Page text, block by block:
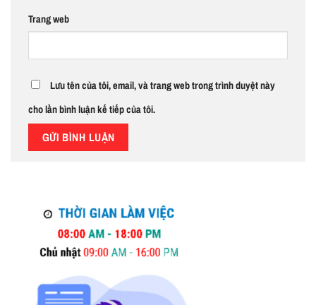
Trang web
Lưu tên của tôi, email, và trang web trong trình duyệt này
cho lần bình luận kế tiếp của tôi.